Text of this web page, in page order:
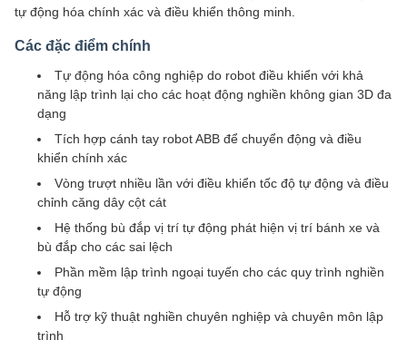
tự động hóa chính xác và điều khiển thông minh.
Các đặc điểm chính
Tự động hóa công nghiệp do robot điều khiển với khả
năng lập trình lại cho các hoạt động nghiền không gian 3D đa
dạng
Tích hợp cánh tay robot ABB để chuyển động và điều
khiển chính xác
Vòng trượt nhiều lần với điều khiển tốc độ tự động và điều
chỉnh căng dây cột cát
Hệ thống bù đắp vị trí tự động phát hiện vị trí bánh xe và
bù đắp cho các sai lệch
Phần mềm lập trình ngoại tuyến cho các quy trình nghiền
tự động
Hỗ trợ kỹ thuật nghiền chuyên nghiệp và chuyên môn lập
trình